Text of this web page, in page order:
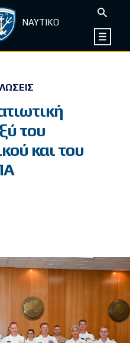
ΝΑΥΤΙΚΟ
του
και του